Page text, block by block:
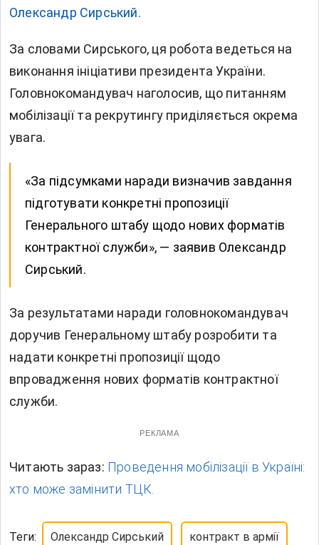
Олександр Сирський.
За словами Сирського, ця робота ведеться на
виконання ініціативи президента України.
Головнокомандувач наголосив, що питанням
мобілізації та рекрутингу приділяється окрема
увага.
«За підсумками наради визначив завдання
підготувати конкретні пропозиції
Генерального штабу щодо нових форматів
контрактної служби», — заявив Олександр
Сирський.
За результатами наради головнокомандувач
доручив Генеральному штабу розробити та
надати конкретні пропозиції щодо
впровадження нових форматів контрактної
служби.
РЕКЛАМА
Читають зараз: Проведення мобілізації в Україні:
хто може замінити ТЦК.
Теги: Олександр Сирський контракт в армії